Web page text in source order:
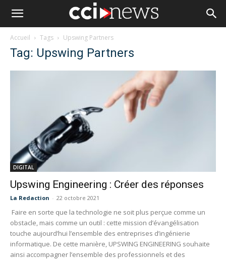
Accueil Tags Upswing Partners
Tag: Upswing Partners
DIGITAL
Upswing Engineering : Créer des réponses
La Redaction - 22 octobre 2021
Faire en sorte que la technologie ne soit plus perçue comme un
obstacle, mais comme un outil : cette mission d’évangélisation
touche aujourd’hui l’ensemble des entreprises d’ingénierie
informatique. De cette manière, UPSWING ENGINEERING souhaite
ainsi accompagner l’ensemble des professionnels et des